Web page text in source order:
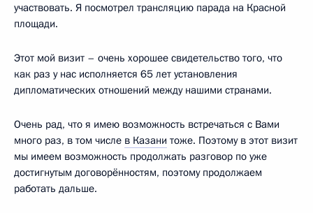
участвовать. Я посмотрел трансляцию парада на Красной
площади.
Этот мой визит – очень хорошее свидетельство того, что
как раз у нас исполняется 65 лет установления
дипломатических отношений между нашими странами.
Очень рад, что я имею возможность встречаться с Вами
много раз, в том числе в Казани тоже. Поэтому в этот визит
мы имеем возможность продолжать разговор по уже
достигнутым договорённостям, поэтому продолжаем
работать дальше.